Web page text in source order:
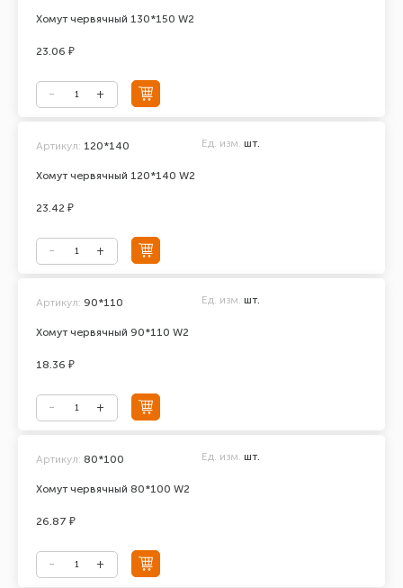
Хомут червячный 130*150 W2
23.06 ₽
Хомут червячный 120*140 W2
Артикул: 120*140 Ед. изм. шт.
23.42 ₽
Хомут червячный 90*110 W2
Артикул: 90*110 Ед. изм. шт.
18.36 ₽
Хомут червячный 80*100 W2
Артикул: 80*100 Ед. изм. шт.
26.87 ₽